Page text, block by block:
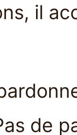
il
de